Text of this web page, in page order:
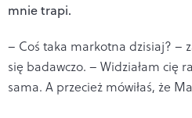
mnie trapi.
– Coś taka markotna dzisiaj? –
się badawczo. – Widziałam cię
sama. A przecież mówiłaś, że